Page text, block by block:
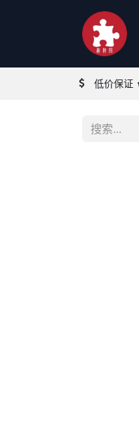
低价保证